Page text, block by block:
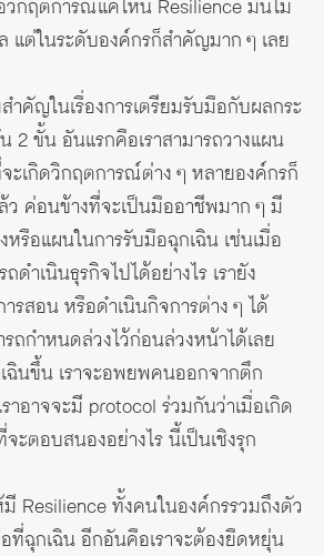
กฤตการณ์แค่ไหน Resilience มันไม่
แต่ในระดับองค์กรก็สำคัญมาก ๆ เลย
ำคัญในเรื่องการเตรียมรับมือกับผลกระ
2 ขั้น อันแรกคือเราสามารถวางแผน
ะเกิดวิกฤตการณ์ต่าง ๆ หลายองค์กรก็
ว ค่อนข้างที่จะเป็นมืออาชีพมาก ๆ มี
หรือแผนในการรับมือฉุกเฉิน เช่นเมื่อ
ถดำเนินธุรกิจไปได้อย่างไร เรายัง
ารสอน หรือดำเนินกิจการต่าง ๆ ได้
รถกำหนดล่วงไว้ก่อนล่วงหน้าได้เลย
ฉินขึ้น เราจะอพยพคนออกจากตึก
าอาจจะมี protocol ร่วมกันว่าเมื่อเกิด
ะตอบสนองอย่างไร นี้เป็นเชิงรุก
มี Resilience ทั้งคนในองค์กรรวมถึงตัว
ที่ฉุกเฉิน อีกอันคือเราจะต้องยืดหยุ่น